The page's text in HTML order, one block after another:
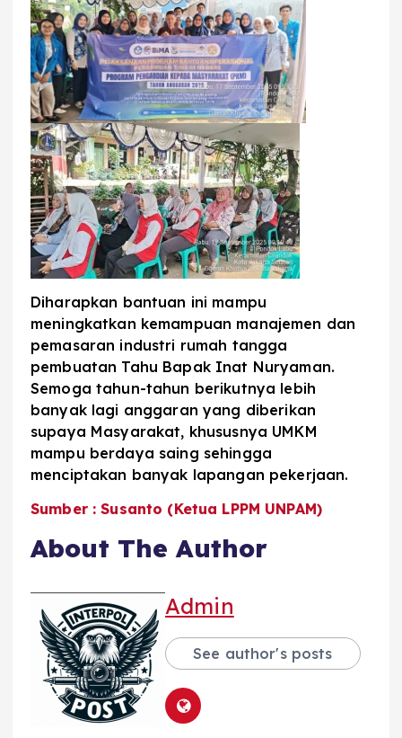
Diharapkan bantuan ini mampu
meningkatkan kemampuan manajemen dan
pemasaran industri rumah tangga
pembuatan Tahu Bapak Inat Nuryaman.
Semoga tahun-tahun berikutnya lebih
banyak lagi anggaran yang diberikan
supaya Masyarakat, khususnya UMKM
mampu berdaya saing sehingga
menciptakan banyak lapangan pekerjaan.
Sumber : Susanto (Ketua LPPM UNPAM)
About The Author
Admin
See author's posts